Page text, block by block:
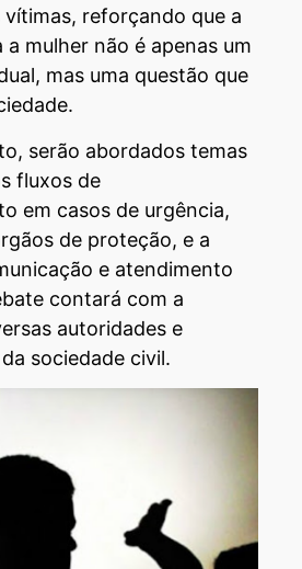
reforçando que a
mulher não é apenas um
mas uma questão que
serão abordados temas
fluxos de
em casos de urgência,
de proteção, e a
e atendimento
contará com a
autoridades e
sociedade civil.